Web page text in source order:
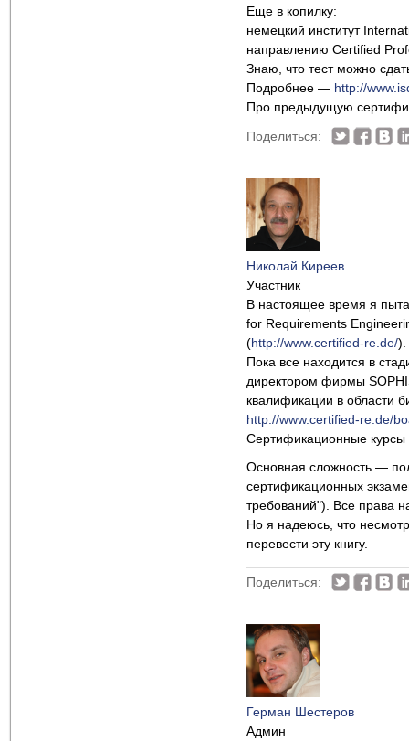
Еще в копилку:
немецкий институт
направлению Certified
Знаю, что тест можно
Подробнее — http://
Про предыдущую
Поделиться:
Николай Киреев
Участник
В настоящее время я
for Requirements
(http://www.certified-re.de/).
Пока все находится в
директором фирмы
квалификации в области
http://www.certified-re.de/
Сертификационные курсы
Основная сложность —
сертификационных
требований"). Все права
Но я надеюсь, что
перевести эту книгу.
Поделиться:
Герман Шестеров
Админ